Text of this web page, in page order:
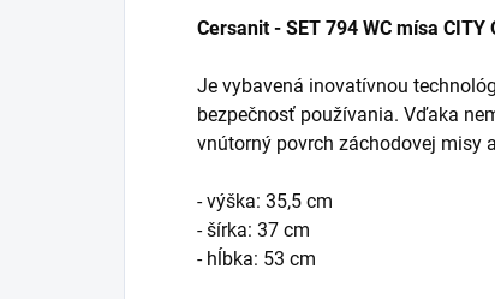
Cersanit - SET 794 WC mísa
Je vybavená inovatívnou
bezpečnosť používania. Vďaka
vnútorný povrch záchodovej misy
- výška: 35,5 cm
- šírka: 37 cm
- hĺbka: 53 cm